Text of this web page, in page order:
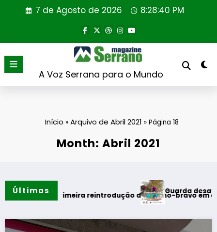
7 de Agosto de 2026 8:28:40 PM
A Voz Serrana para o Mundo
Início » Arquivo de Abril 2021 » Página 18
Month: Abril 2021
Últimasreintrodução de coelho-bravo em área rewilding
Guarda desafia amantes do